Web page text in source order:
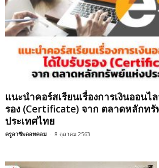
แนะนำคอร์สเรียนเรื่องการเงินออนไ
รอง (Certificate) จาก ตลาดหลักทรั
ประเทศไทย
ครูอาชีพดอทคอม - 8 ตุลาคม 2563